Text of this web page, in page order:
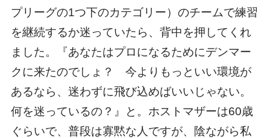
プリーグの1つ下のカテゴリー）のチームで練習
を継続するか迷っていたら、背中を押してくれ
ました。『あなたはプロになるためにデンマー
クに来たのでしょ？ 今よりもっといい環境が
あるなら、迷わずに飛び込めばいいじゃない。
何を迷っているの？』と。ホストマザーは60歳
ぐらいで、普段は寡黙な人ですが、陰ながら私